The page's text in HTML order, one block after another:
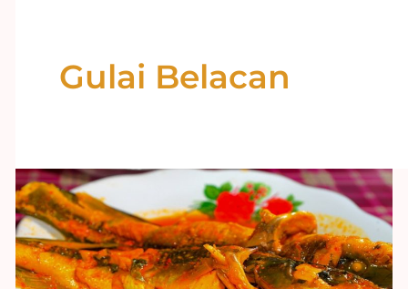
Gulai Belacan